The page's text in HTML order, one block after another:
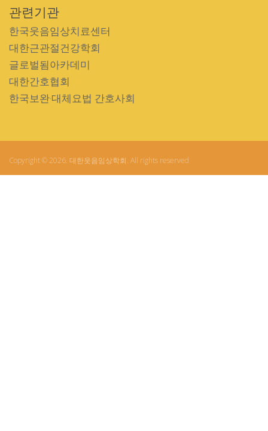
관련기관
한국웃음임상치료센터
대한근관절건강학회
글로벌됨아카데미
대한간호협회
한국보완·대체요법 간호사회
Copyright © 2026. 대한웃음임상학회. All rights reserved